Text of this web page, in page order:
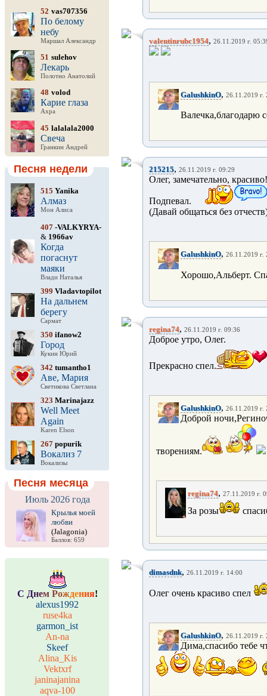
52 vas707356
По белому
небу
Маршал Александр
51 sulehov
Лекарь
Полотно Анатолий
48 volod
Карие глаза
Ахра
45 lalalala2000
Свеча
Гранкин Андрей
Песня недели
515 Yanika
Алмаз
Мон Алиса
407 -VALKYRYA-
& 1966av
Когда
погаснут
маяки
Влади Наталья
399 Vladavtopilot
На дальнем
берегу
Сармат
350 ifanow2
Город
Кукин Юрий
342 tumantho1
Аве, Мария
Светикова Светлана
323 Marinajazz
Well Meet
Again
Karen Elson
267 popurik
Вокализ 7
Вокализы
Песня месяца
Июль 2026 года
Крылья моей
любви
(Jalagonia)
Баллов: 659
С Днем Рождения!
alexus1992
ruse4ka
garmon_ist
An-na
Skeef
Alina_Kis
Vektxrf
janinajanina
aqva-100
valentinrubc1954, 26.11.2019 г.
GalushkinO, 26.11.2019 г.
Валечка,благодарю
215215, 26.11.2019 г. 09:29
Олег, замечательно, красиво!
Подпевал.
(Давай общаться без
GalushkinO, 26.11.2019 г.
Хорошо,Альберт.
regina74, 26.11.2019 г. 09:36
Доброе утро, Олег.
Прекрасно спел.
GalushkinO, 26.11.2019 г.
Доброй
творениям.
regina74, 27.11.2019 г.
За розы
dimasdnk, 26.11.2019 г. 14:00
Олег очень красиво спел
GalushkinO, 26.11.2019 г.
Дима,спасибо тебе